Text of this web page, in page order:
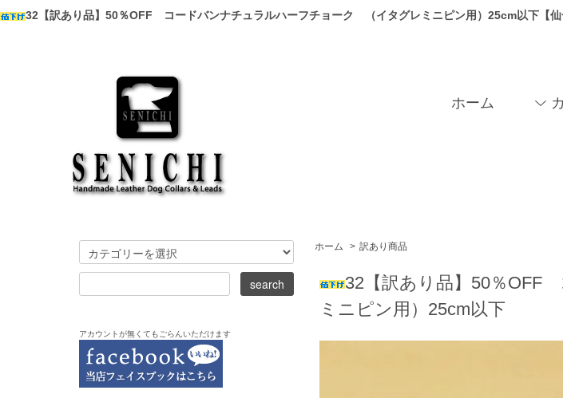
32【訳あり品】50％OFF コードバンナチュラルハーフチョーク （イタグレミニピン用）25cm以下【仙
ホーム
ホーム > 訳あり商品
32【訳あり品】50％OFF
ミニピン用）25cm以下
アカウントが無くてもごらんいただけます